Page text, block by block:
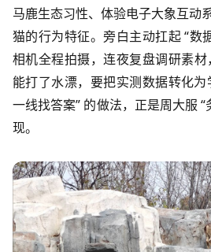
马鹿生态习性、体验电子大象互动
猫的行为特征。旁白主动扛起 “数
相机全程拍摄，连夜复盘调研素
能打了水漂，要把实测数据转化为
一线找答案” 的做法，正是周大服
现。​